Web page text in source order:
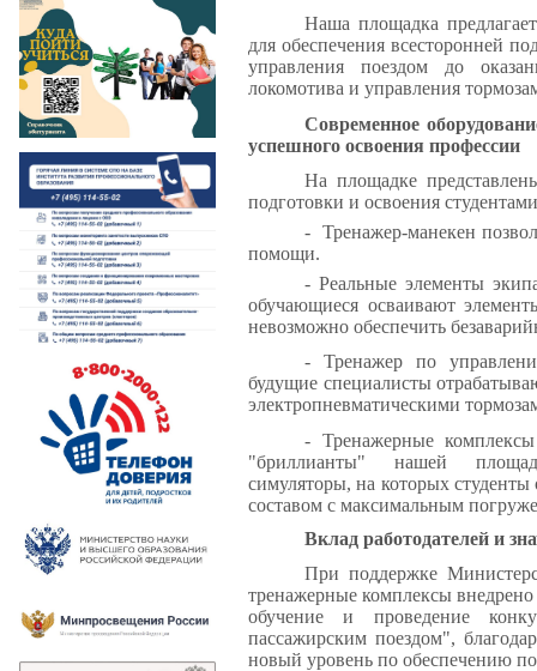
Наша площадка
для обеспечения всесторонней
управления поездом до
локомотива и управления
Современное
успешного освоения профессии
На площадке
подготовки и освоения
- Тренажер-манекен
помощи.
- Реальные элементы
обучающиеся осваивают
невозможно обеспечить
- Тренажер по
будущие специалисты
электропневматическими
- Тренажерные
"бриллианты" нашей
симуляторы, на которых
составом с максимальным
Вклад работодателей и
При поддержке
тренажерные комплексы
обучение и проведение
пассажирским поездом",
новый уровень по обеспечению